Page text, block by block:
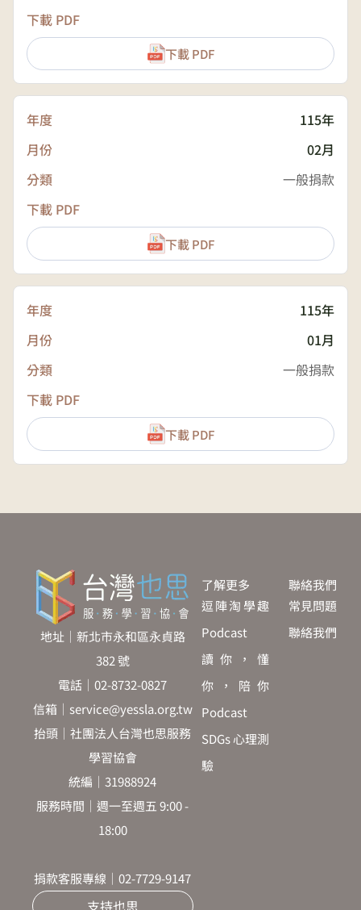
下載 PDF
115年
02月
一般捐款
下載 PDF
115年
01月
一般捐款
下載 PDF
了解更多
逗陣淘學趣
Podcast
讀你，懂
你，陪你
Podcast
SDGs 心理測
驗
地址｜新北市永和區永貞路
382 號
電話｜02-8732-0827
信箱｜service@yessla.org.tw
抬頭｜社團法人台灣也思服務
學習協會
統編｜31988924
服務時間｜週一至週五 9:00 -
18:00
捐款客服專線｜02-7729-9147
聯絡我們
常見問題
聯絡我們